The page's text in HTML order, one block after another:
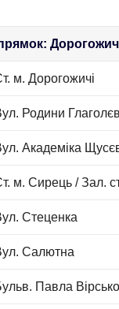
м. Дорогожичі
Родини
Академіка
м. Сирець / Зал.
Стеценка
Салютна
Павла